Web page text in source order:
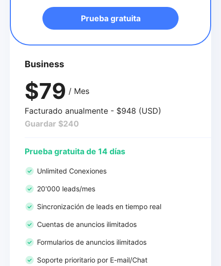
Prueba gratuita
Business
$79 / Mes
Facturado anualmente - $948 (USD)
Guardar $240
Prueba gratuita de 14 días
Unlimited Conexiones
20'000 leads/mes
Sincronización de leads en tiempo real
Cuentas de anuncios ilimitados
Formularios de anuncios ilimitados
Soporte prioritario por E-mail/Chat